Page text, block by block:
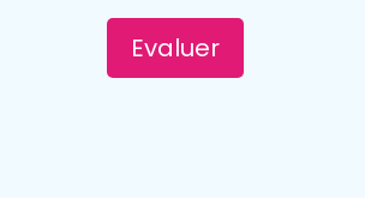
Evaluer